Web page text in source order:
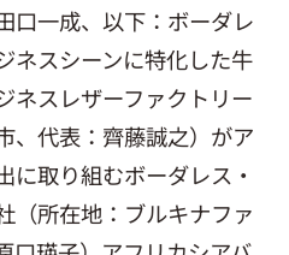
⼝⼀成、以下：ボーダレ
ネスシーンに特化した牛
ネスレザーファクトリー
、代表：齊藤誠之）がア
に取り組むボーダレス・
（所在地：ブルキナファ